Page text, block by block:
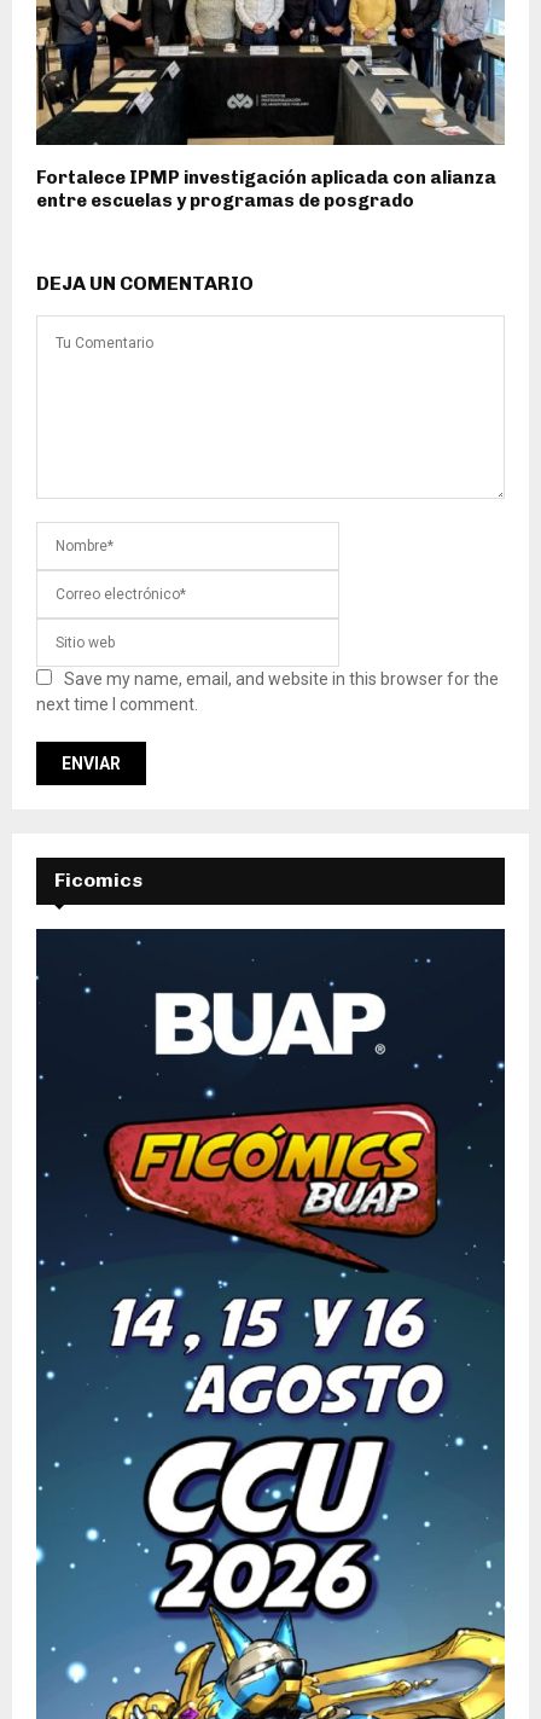
Fortalece IPMP investigación aplicada con alianza
entre escuelas y programas de posgrado
DEJA UN COMENTARIO
Save my name, email, and website in this browser for the
next time I comment.
Ficomics